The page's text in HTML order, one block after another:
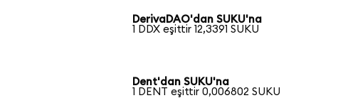
DerivaDAO'dan SUKU'na
1 DDX eşittir 12,3391 SUKU
Dent'dan SUKU'na
1 DENT eşittir 0,006802 SUKU